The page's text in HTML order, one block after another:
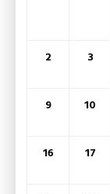
2 3
9 10
16 17